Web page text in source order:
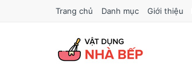
Trang chủ Danh mục Giới thiệu